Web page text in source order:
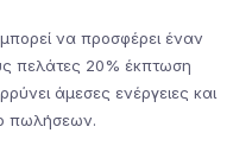
να προσφέρει έναν
πελάτες 20% έκπτωση
άμεσες ενέργειες και
πωλήσεων.